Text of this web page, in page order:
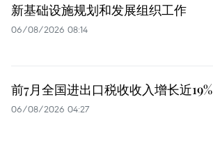
新基础设施规划和发展组织工作
06/08/2026 08:14
前7月全国进出口税收收入增长近19%
06/08/2026 04:27